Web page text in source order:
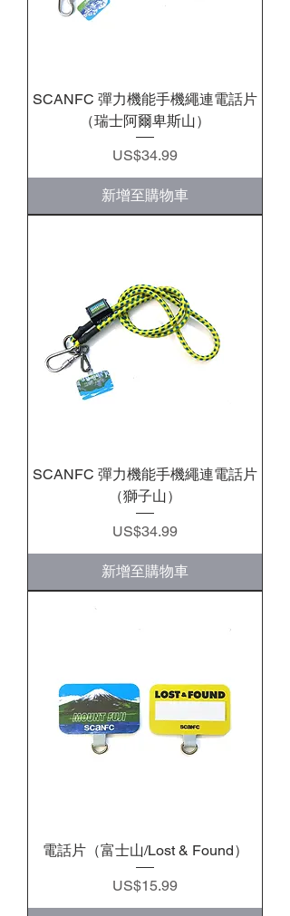
SCANFC 彈力機能手機繩連電話片
（瑞士阿爾卑斯山）
價格
US$34.99
新增至購物車
SCANFC 彈力機能手機繩連電話片
（獅子山）
價格
US$34.99
新增至購物車
電話片（富士山/Lost & Found）
價格
US$15.99